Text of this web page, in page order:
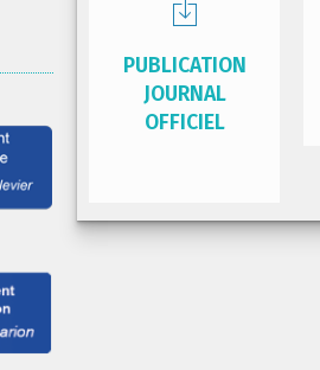
PUBLICATION
JOURNAL
OFFICIEL